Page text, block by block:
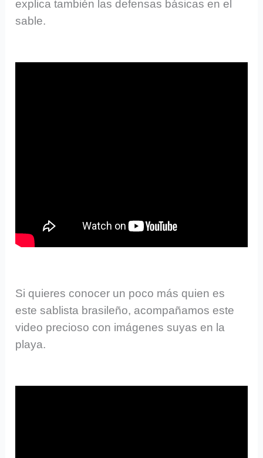
explica también las defensas básicas en el
sable.
Si quieres conocer un poco más quien es
este sablista brasileño, acompañamos este
video precioso con imágenes suyas en la
playa.